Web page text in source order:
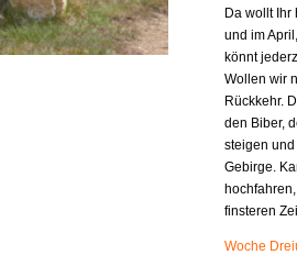
Da wollt
und im
könnt
Wollen wir
Rückkehr.
den Biber,
steigen
Gebirge.
finsteren
Woche